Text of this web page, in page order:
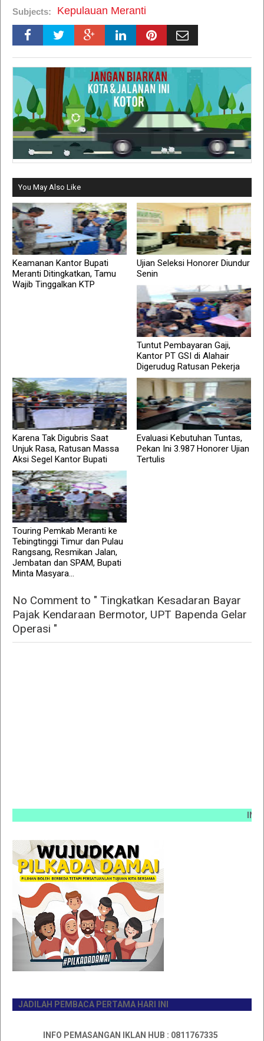
Subjects: Kepulauan Meranti
You May Also Like
Keamanan Kantor Bupati
Meranti Ditingkatkan, Tamu
Wajib Tinggalkan KTP
Ujian Seleksi Honorer Diundur
Senin
Tuntut Pembayaran Gaji,
Kantor PT GSI di Alahair
Digerudug Ratusan Pekerja
Karena Tak Digubris Saat
Unjuk Rasa, Ratusan Massa
Aksi Segel Kantor Bupati
Evaluasi Kebutuhan Tuntas,
Pekan Ini 3.987 Honorer Ujian
Tertulis
Touring Pemkab Meranti ke
Tebingtinggi Timur dan Pulau
Rangsang, Resmikan Jalan,
Jembatan dan SPAM, Bupati
Minta Masyara...
No Comment to " Tingkatkan Kesadaran Bayar
Pajak Kendaraan Bermotor, UPT Bapenda Gelar
Operasi "
INFO
JADILAH PEMBACA PERTAMA HARI INI
INFO PEMASANGAN IKLAN HUB : 0811767335